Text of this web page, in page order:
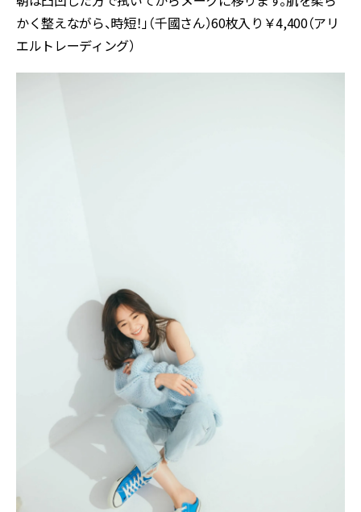
かく整えながら、時短！」（千國さん）60枚入り￥4,400（アリ
エルトレーディング）